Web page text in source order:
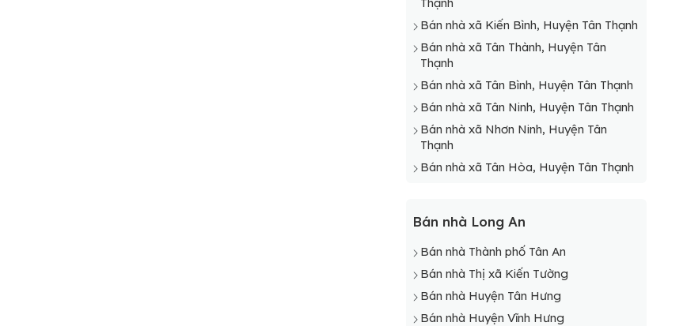
Bán nhà xã Kiến Bình, Huyện Tân Thạnh
Bán nhà xã Tân Thành, Huyện Tân
Thạnh
Bán nhà xã Tân Bình, Huyện Tân Thạnh
Bán nhà xã Tân Ninh, Huyện Tân Thạnh
Bán nhà xã Nhơn Ninh, Huyện Tân
Thạnh
Bán nhà xã Tân Hòa, Huyện Tân Thạnh
Bán nhà Long An
Bán nhà Thành phố Tân An
Bán nhà Thị xã Kiến Tường
Bán nhà Huyện Tân Hưng
Bán nhà Huyện Vĩnh Hưng